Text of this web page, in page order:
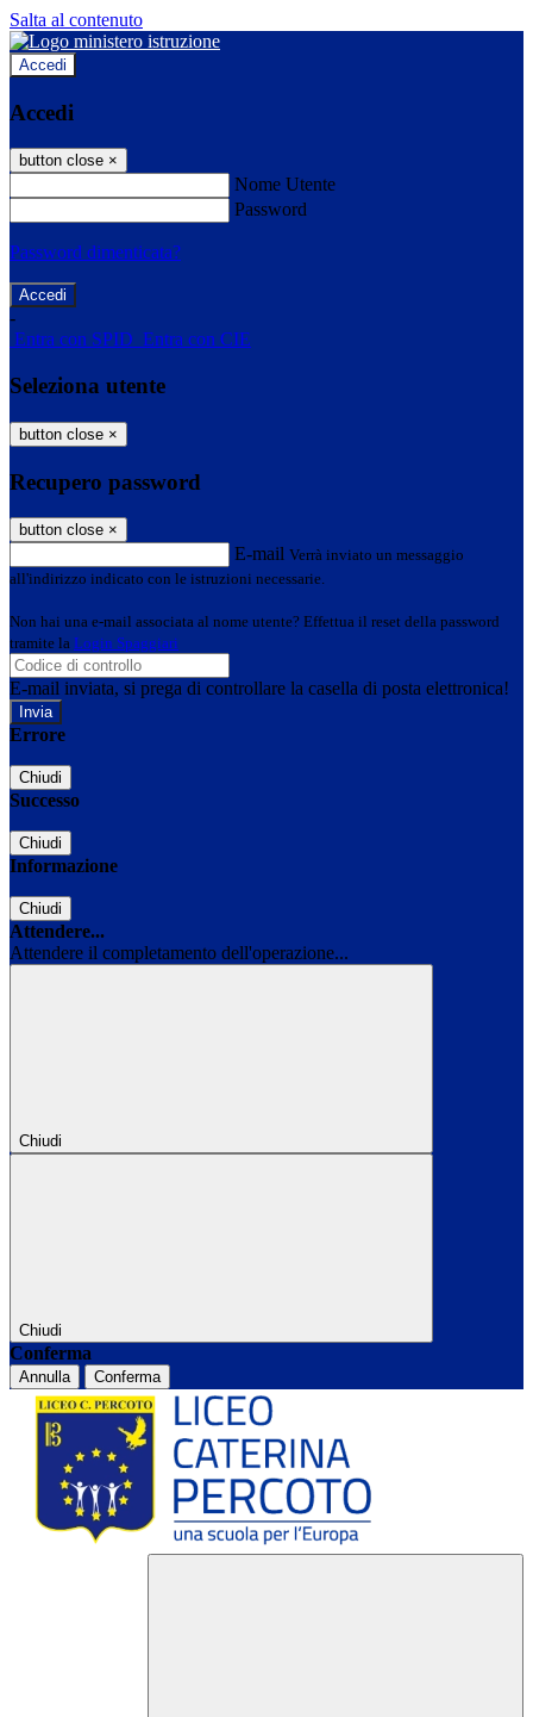
Salta al contenuto
Accedi
Accedi
button close ×
Nome Utente
Password
Password dimenticata?
-
Entra con SPID Entra con CIE
Seleziona utente
button close ×
Recupero password
button close ×
E-mail Verrà inviato un messaggio
all'indirizzo indicato con le istruzioni necessarie.
Non hai una e-mail associata al nome utente? Effettua il reset della password
tramite la Login Spaggiari
E-mail inviata, si prega di controllare la casella di posta elettronica!
Errore
Chiudi
Successo
Chiudi
Informazione
Chiudi
Attendere...
Attendere il completamento dell'operazione...
Chiudi
Chiudi
Conferma
Annulla Conferma